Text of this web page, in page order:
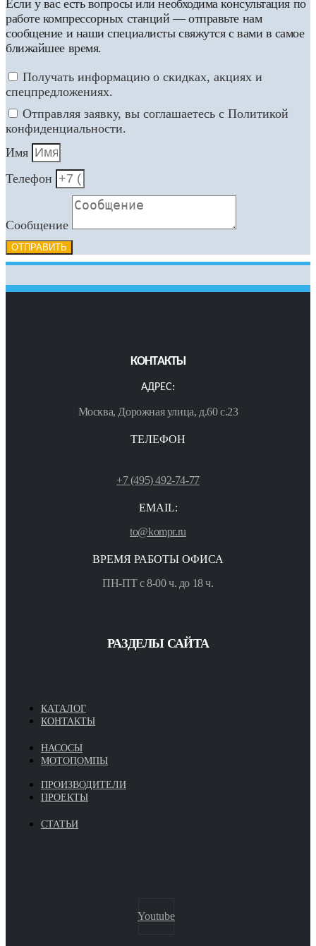
Если у вас есть вопросы или необходима консультация по
работе компрессорных станций — отправьте нам
сообщение и наши специалисты свяжутся с вами в самое
ближайшее время.
Получать информацию о скидках, акциях и
спецпредложениях.
Отправляя заявку, вы соглашаетесь с Политикой
конфиденциальности.
Имя
Телефон
Сообщение
ОТПРАВИТЬ
КОНТАКТЫ
АДРЕС:
Москва, Дорожная улица, д.60 с.23
ТЕЛЕФОН
+7 (495) 492-74-77
EMAIL:
to@kompr.ru
ВРЕМЯ РАБОТЫ ОФИСА
ПН-ПТ с 8-00 ч. до 18 ч.
РАЗДЕЛЫ САЙТА
КАТАЛОГ
КОНТАКТЫ
НАСОСЫ
МОТОПОМПЫ
ПРОИЗВОДИТЕЛИ
ПРОЕКТЫ
СТАТЬИ
Youtube